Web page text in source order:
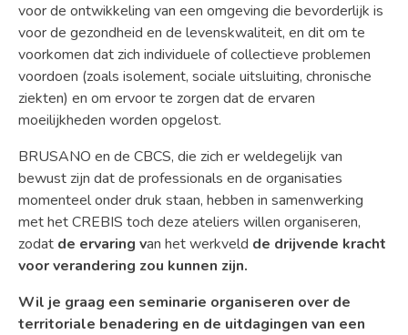
voor de ontwikkeling van een omgeving die bevorderlijk is
voor de gezondheid en de levenskwaliteit, en dit om te
voorkomen dat zich individuele of collectieve problemen
voordoen (zoals isolement, sociale uitsluiting, chronische
ziekten) en om ervoor te zorgen dat de ervaren
moeilijkheden worden opgelost.
BRUSANO en de CBCS, die zich er weldegelijk van
bewust zijn dat de professionals en de organisaties
momenteel onder druk staan, hebben in samenwerking
met het CREBIS toch deze ateliers willen organiseren,
zodat de ervaring van het werkveld de drijvende kracht
voor verandering zou kunnen zijn.
Wil je graag een seminarie organiseren over de
territoriale benadering en de uitdagingen van een